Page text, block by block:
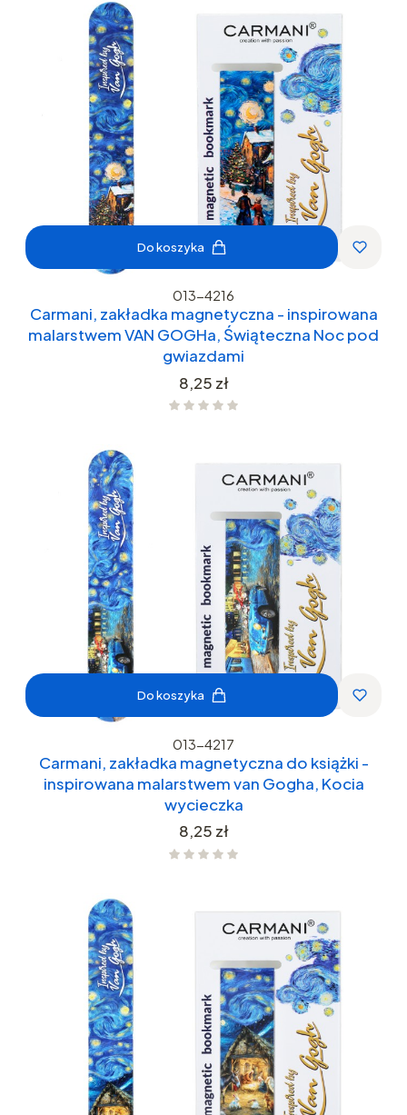
Do koszyka
013-4216
Carmani, zakładka magnetyczna - inspirowana
malarstwem VAN GOGHa, Świąteczna Noc pod
gwiazdami
Cena
8,25 zł
Do koszyka
013-4217
Carmani, zakładka magnetyczna do książki -
inspirowana malarstwem van Gogha, Kocia
wycieczka
Cena
8,25 zł